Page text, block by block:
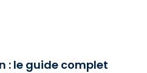
: le guide complet